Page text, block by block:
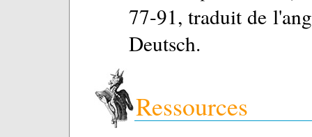
77-91, traduit de
Deutsch.
Ressources